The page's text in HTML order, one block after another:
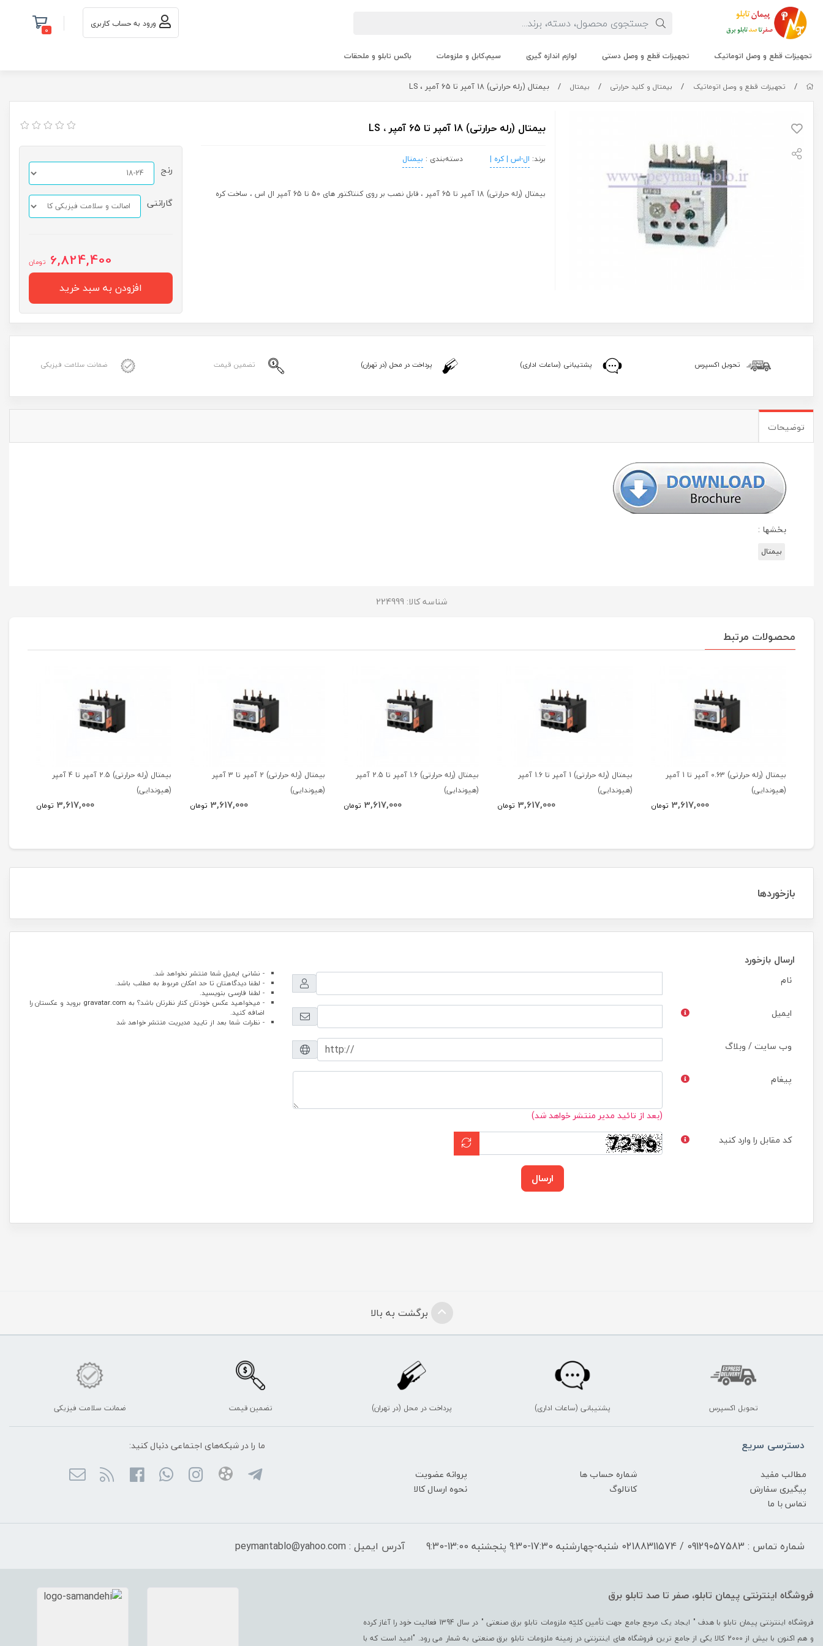
ورود به حساب کاربری 0
تجهیزات قطع و وصل اتوماتیک تجهیزات قطع و وصل دستی لوازم اندازه گیری سیم،کابل و ملزومات باکس تابلو و ملحقات
/ تجهیزات قطع و وصل اتوماتیک / بیمتال و کلید حرارتی / بیمتال / بیمتال (رله حرارتی) 18 آمپر تا 65 آمپر ، LS
بیمتال (رله حرارتی) 18 آمپر تا 65 آمپر ، LS
برند: ال-اس | کره | دسته‌بندی : بیمتال
بیمتال (رله حرارتی) 18 آمپر تا 65 آمپر ، قابل نصب بر روی کنتاکتور های 50 تا 65 آمپر ال اس ، ساخت کره
رنج
گارانتی
6,824,400 تومان
افزودن به سبد خرید
تحویل اکسپرس پشتیبانی (ساعات اداری) پرداخت در محل (در تهران) تضمین قیمت ضمانت سلامت فیزیکی
توضیحات
بخشها :
بیمتال
شناسه کالا: 224999
محصولات مرتبط
بیمتال (رله حرارتی) 0.63 آمپر تا 1 آمپر
(هیوندایی)
3,617,000 تومان
بیمتال (رله حرارتی) 1 آمپر تا 1.6 آمپر
(هیوندایی)
3,617,000 تومان
بیمتال (رله حرارتی) 1.6 آمپر تا 2.5 آمپر
(هیوندایی)
3,617,000 تومان
بیمتال (رله حرارتی) 2 آمپر تا 3 آمپر
(هیوندایی)
3,617,000 تومان
بیمتال (رله حرارتی) 2.5 آمپر تا 4 آمپر
(هیوندایی)
3,617,000 تومان
بازخوردها
ارسال بازخورد
نام
ایمیل
وب سایت / وبلاگ
پیغام
(بعد از تائید مدیر منتشر خواهد شد)
کد مقابل را وارد کنید
ارسال
- نشانی ایمیل شما منتشر نخواهد شد.
- لطفا دیدگاهتان تا حد امکان مربوط به مطلب باشد.
- لطفا فارسی بنویسید.
- میخواهید عکس خودتان کنار نظرتان باشد؟ به gravatar.com بروید و عکستان را
اضافه کنید.
- نظرات شما بعد از تایید مدیریت منتشر خواهد شد
برگشت به بالا
تحویل اکسپرس پشتیبانی (ساعات اداری) پرداخت در محل (در تهران) تضمین قیمت ضمانت سلامت فیزیکی
دسترسی سریع
مطالب مفید شماره حساب ها
پروانه عضویت
پیگیری سفارش
کاتالوگ
نحوه ارسال کالا
تماس با ما
ما را در شبکه‌های اجتماعی دنبال کنید:
شماره تماس : 09129057583 / 02188311574 شنبه-چهارشنبه 17:30-9:30 پنجشنبه 13:00-9:30 آدرس ایمیل : peymantablo@yahoo.com
فروشگاه اینترنتی پیمان تابلو، صفر تا صد تابلو برق
فروشگاه اینترنتی پیمان تابلو با هدف " ایجاد یک مرجع جامع جهت تأمین کلیّه ملزومات تابلو برق صنعتی " در سال 1394 فعالیت خود را آغاز کرده
و هم اکنون با بیش از 2000 کالا یکی از جامع ترین فروشگاه های اینترنتی در زمینه ملزومات تابلو برق صنعتی به شمار می رود. "امید است که با